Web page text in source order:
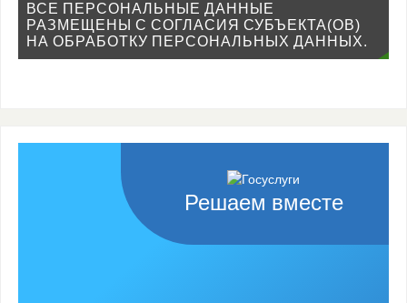
ВСЕ ПЕРСОНАЛЬНЫЕ ДАННЫЕ
РАЗМЕЩЕНЫ С СОГЛАСИЯ СУБЪЕКТА(ОВ)
НА ОБРАБОТКУ ПЕРСОНАЛЬНЫХ ДАННЫХ.
Решаем вместе